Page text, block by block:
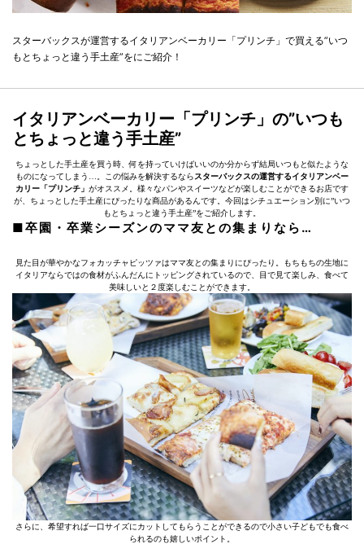
スターバックスが運営するイタリアンベーカリー「プリンチ」で買える”いつ
もとちょっと違う手土産”をにご紹介！
イタリアンベーカリー「プリンチ」の”いつも
とちょっと違う手土産”
ちょっとした手土産を買う時、何を持っていけばいいのか分からず結局いつもと似たような
ものになってしまう…。この悩みを解決するならスターバックスの運営するイタリアンベー
カリー「プリンチ」 がオススメ。様々なパンやスイーツなどが楽しむことができるお店です
が、ちょっとした手土産にぴったりな商品があるんです。今回はシチュエーション別に”いつ
もとちょっと違う手土産”をご紹介します。
■卒園・卒業シーズンのママ友との集まりなら…
見た目が華やかなフォカッチャピッツァはママ友との集まりにぴったり。もちもちの生地に
イタリアならではの食材がふんだんにトッピングされているので、目で見て楽しみ、食べて
美味しいと２度楽しむことができます。
さらに、希望すれば一口サイズにカットしてもらうことができるので小さい子どもでも食べ
られるのも嬉しいポイント。